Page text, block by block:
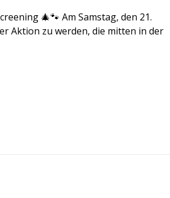
🎄🐾 Am Samstag, den 21.
Aktion zu werden, die mitten in der